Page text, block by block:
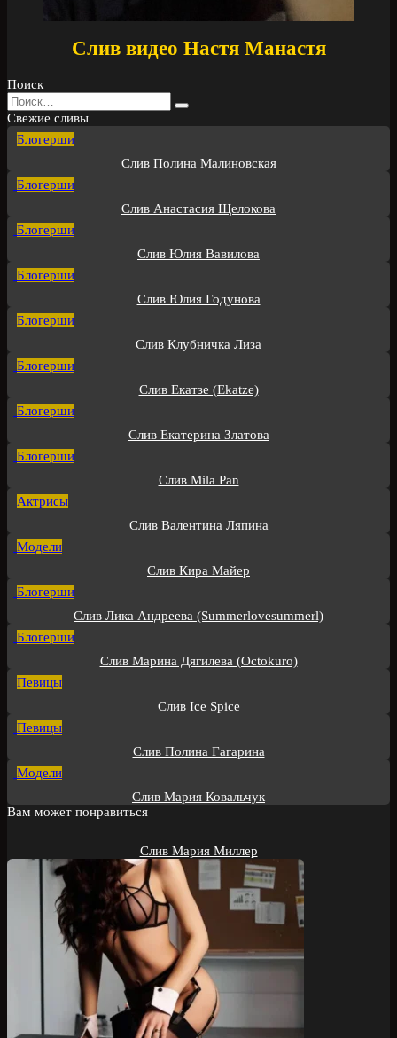
Слив видео Настя Манастя
Поиск
Search
for:
Свежие сливы
Блогерши
Слив Полина Малиновская
Блогерши
Слив Анастасия Щелокова
Блогерши
Слив Юлия Вавилова
Блогерши
Слив Юлия Годунова
Блогерши
Слив Клубничка Лиза
Блогерши
Слив Екатзе (Ekatze)
Блогерши
Слив Екатерина Златова
Блогерши
Слив Mila Pan
Актрисы
Слив Валентина Ляпина
Модели
Слив Кира Майер
Блогерши
Слив Лика Андреева (Summerlovesummerl)
Блогерши
Слив Марина Дягилева (Octokuro)
Певицы
Слив Ice Spice
Певицы
Слив Полина Гагарина
Модели
Слив Мария Ковальчук
Вам может понравиться
Слив Мария Миллер